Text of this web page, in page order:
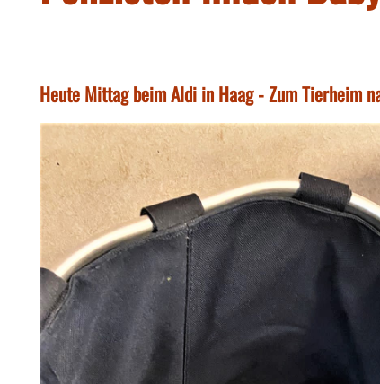
Heute Mittag beim Aldi in Haag - Zum Tierheim